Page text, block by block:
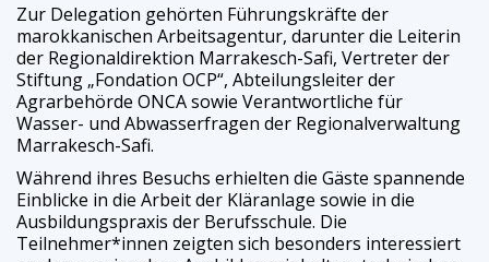
Zur Delegation gehörten Führungskräfte der
marokkanischen Arbeitsagentur, darunter die Leiterin
der Regionaldirektion Marrakesch-Safi, Vertreter der
Stiftung „Fondation OCP“, Abteilungsleiter der
Agrarbehörde ONCA sowie Verantwortliche für
Wasser- und Abwasserfragen der Regionalverwaltung
Marrakesch-Safi.
Während ihres Besuchs erhielten die Gäste spannende
Einblicke in die Arbeit der Kläranlage sowie in die
Ausbildungspraxis der Berufsschule. Die
Teilnehmer*innen zeigten sich besonders interessiert